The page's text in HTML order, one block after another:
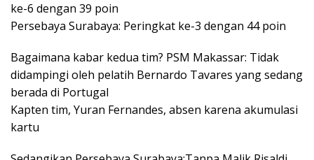
ke-6 dengan 39 poin​
Persebaya Surabaya: Peringkat ke-3 dengan 44 poin​
Bagaimana kabar kedua tim? PSM Makassar: Tidak
didampingi oleh pelatih Bernardo Tavares yang sedang
berada di Portugal​
Kapten tim, Yuran Fernandes, absen karena akumulasi
kartu​